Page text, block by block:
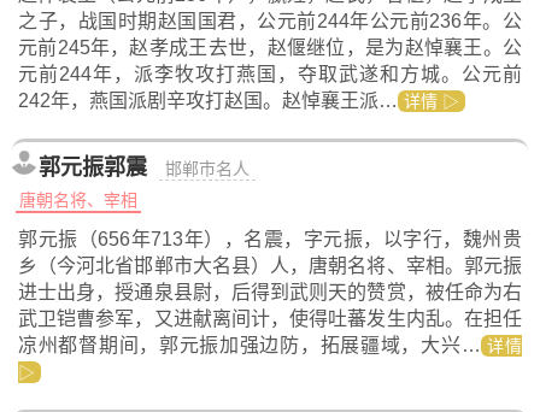
之子，战国时期赵国国君，公元前244年公元前236年。公
元前245年，赵孝成王去世，赵偃继位，是为赵悼襄王。公
元前244年，派李牧攻打燕国，夺取武遂和方城。公元前
242年，燕国派剧辛攻打赵国。赵悼襄王派… 详情 ▷
郭元振郭震
邯郸市名人
唐朝名将、宰相
郭元振（656年713年），名震，字元振，以字行，魏州贵
乡（今河北省邯郸市大名县）人，唐朝名将、宰相。郭元振
进士出身，授通泉县尉，后得到武则天的赞赏，被任命为右
武卫铠曹参军，又进献离间计，使得吐蕃发生内乱。在担任
凉州都督期间，郭元振加强边防，拓展疆域，大兴… 详情
▷